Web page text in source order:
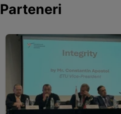
Parteneri